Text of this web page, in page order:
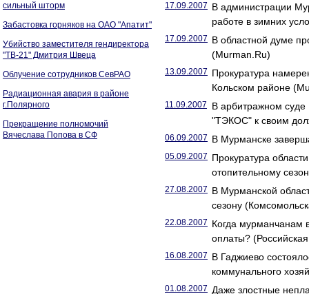
сильный шторм
Забастовка горняков на ОАО "Апатит"
Убийство заместителя гендиректора
"ТВ-21" Дмитрия Швеца
Облучение сотрудников СевРАО
Радиационная авария в районе
г.Полярного
Прекращение полномочий
Вячеслава Попова в СФ
17.09.2007 В администрации
работе в зимних
17.09.2007 В областной думе
(Murman.Ru)
13.09.2007 Прокуратура
Кольском районе
11.09.2007
В арбитражном
"ТЭКОС" к своим
06.09.2007 В Мурманске
05.09.2007 Прокуратура
отопительному
27.08.2007 В Мурманской
сезону
22.08.2007 Когда мурманчанам
оплаты? (Российская
16.08.2007 В Гаджиево
коммунального
01.08.2007 Даже злостные